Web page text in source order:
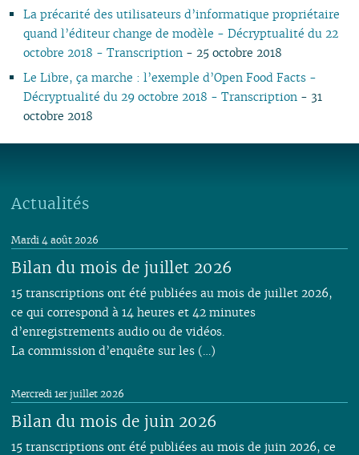
La précarité des utilisateurs d’informatique propriétaire
quand l’éditeur change de modèle - Décryptualité du 22
octobre 2018 - Transcription- 25 octobre 2018
Le Libre, ça marche : l’exemple d’Open Food Facts -
Décryptualité du 29 octobre 2018 - Transcription- 31
octobre 2018
Actualités
Bilan du mois de juillet 2026
Mardi 4 août 2026
15 transcriptions ont été publiées au mois de juillet 2026,
ce qui correspond à 14 heures et 42 minutes
d’enregistrements audio ou de vidéos.
La commission d’enquête sur les (…)
Bilan du mois de juin 2026
Mercredi 1er juillet 2026
15 transcriptions ont été publiées au mois de juin 2026, ce